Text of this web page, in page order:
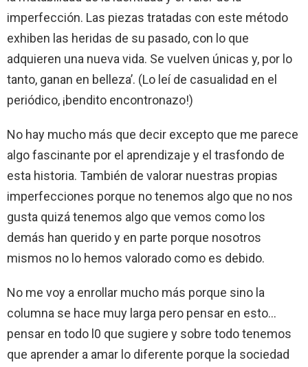
imperfección. Las piezas tratadas con este método
exhiben las heridas de su pasado, con lo que
adquieren una nueva vida. Se vuelven únicas y, por lo
tanto, ganan en belleza’. (Lo leí de casualidad en el
periódico, ¡bendito encontronazo!)
No hay mucho más que decir excepto que me parece
algo fascinante por el aprendizaje y el trasfondo de
esta historia. También de valorar nuestras propias
imperfecciones porque no tenemos algo que no nos
gusta quizá tenemos algo que vemos como los
demás han querido y en parte porque nosotros
mismos no lo hemos valorado como es debido.
No me voy a enrollar mucho más porque sino la
columna se hace muy larga pero pensar en esto…
pensar en todo l0 que sugiere y sobre todo tenemos
que aprender a amar lo diferente porque la sociedad